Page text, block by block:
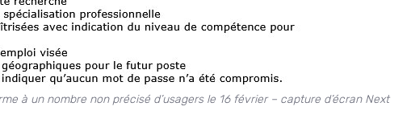
à un nombre non précisé d’usagers le 16 février – capture d’écran Next